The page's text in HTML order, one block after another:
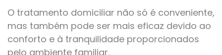
O tratamento domiciliar não só é conveniente,
mas também pode ser mais eficaz devido ao
conforto e à tranquilidade proporcionados
pelo ambiente familiar.